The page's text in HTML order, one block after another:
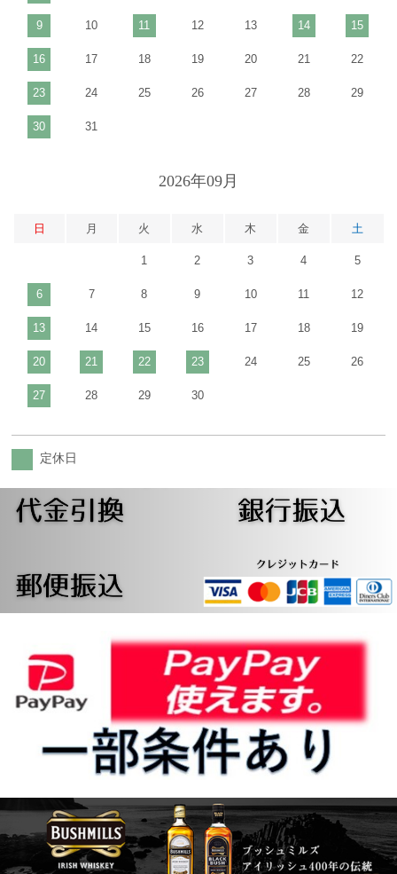
9 10 11 12 13 14 15
16 17 18 19 20 21 22
23 24 25 26 27 28 29
30 31
2026年09月
日 月 火 水 木 金 土
1 2 3 4 5
6 7 8 9 10 11 12
13 14 15 16 17 18 19
20 21 22 23 24 25 26
27 28 29 30
定休日